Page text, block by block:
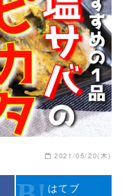
2021/05/20(木)
はてブ